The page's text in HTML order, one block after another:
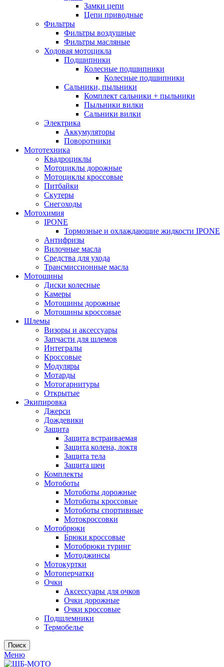
Замки цепи
Цепи приводные
Фильтры
Фильтры воздушные
Фильтры масляные
Ходовая мотоцикла
Подшипники
Колесные подшипники
Колесные подшипники
Сальники, пыльники
Комплект сальники + пыльники
Пыльники вилки
Сальники вилки
Электрика
Аккумуляторы
Поворотники
Мототехника
Квадроциклы
Мотоциклы дорожные
Мотоциклы кроссовые
Питбайки
Скутеры
Снегоходы
Мотохимия
IPONE
Тормозные и охлаждающие жидкости IPONE
Антифризы
Вилочные масла
Средства для ухода
Трансмиссионные масла
Мотошины
Диски колесные
Камеры
Мотошины дорожные
Мотошины кроссовые
Шлемы
Визоры и аксессуары
Запчасти для шлемов
Интегралы
Кроссовые
Модуляры
Мотарды
Мотогарнитуры
Открытые
Экипировка
Джерси
Дождевики
Защита
Защита встраиваемая
Защита колена, локтя
Защита тела
Защита шеи
Комплекты
Мотоботы
Мотоботы дорожные
Мотоботы кроссовые
Мотоботы спортивные
Мотокроссовки
Мотобрюки
Брюки кроссовые
Мотобрюки туринг
Мотоджинсы
Мотокуртки
Мотоперчатки
Очки
Аксессуары для очков
Очки дорожные
Очки кроссовые
Подшлемники
Термобелье
Поиск
Меню